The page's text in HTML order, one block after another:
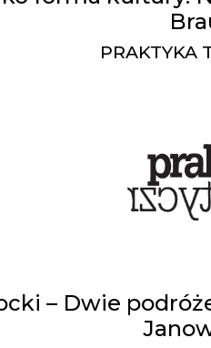
PRAKTYKA
– Dwie